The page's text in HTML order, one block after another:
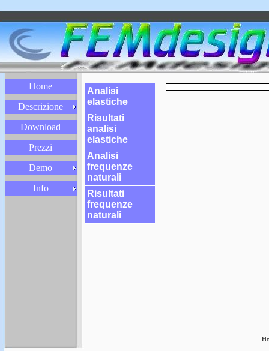
Home
Descrizione
Download
Prezzi
Demo
Info
Analisi
elastiche
Risultati
analisi
elastiche
Analisi
frequenze
naturali
Risultati
frequenze
naturali